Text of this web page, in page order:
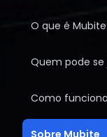
O que é
Quem pode
Como
Sobre Mubite